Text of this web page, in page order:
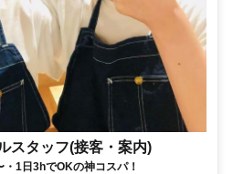
スタッフ(接客・案内)
1日3hでOKの神コスパ！